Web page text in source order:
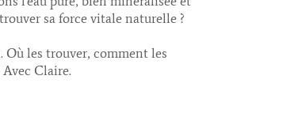
sa force vitale naturelle ?
les trouver, comment les
Claire.